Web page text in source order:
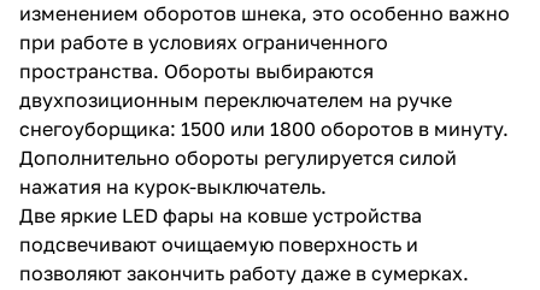
изменением оборотов шнека, это особенно важно
при работе в условиях ограниченного
пространства. Обороты выбираются
двухпозиционным переключателем на ручке
снегоуборщика: 1500 или 1800 оборотов в минуту.
Дополнительно обороты регулируется силой
нажатия на курок-выключатель.
Две яркие LED фары на ковше устройства
подсвечивают очищаемую поверхность и
позволяют закончить работу даже в сумерках.